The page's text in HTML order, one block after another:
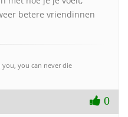
betere vriendinnen
you can never die
0